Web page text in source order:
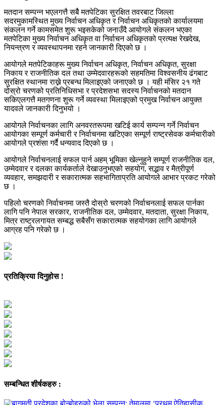
मतदान सम्पन्न भएलगत्तै सबैै मतपेटिका सुरक्षित तवरबाट जिल्ला
सदरमुकामस्थित मुख्य निर्वाचन अधिकृत र निर्वाचन अधिकृतको कार्यालयमा
संकलन गर्ने कामसमेत शुरू भइसकेको जनाउँदै आयोगले संकलन भएका
मतपेटिका मुख्य निर्वाचन अधिकृत वा निर्वाचन अधिकृतको प्रत्यक्ष रेखदेख,
नियन्त्रण र व्यवस्थापनमा रहने जानकारी दिएको छ ।
आयोगले मतपेटिकाहरू मुख्य निर्वाचन अधिकृत, निर्वाचन अधिकृत, सुरक्षा
निकाय र राजनीतिक दल तथा उम्मेदवारहरूको सहमतिमा विश्वसनीय ढंगबाट
सुरक्षित स्थानमा राख्ने प्रबन्ध मिलाइएको जनाएको छ । यही मंसिर २१ गते
दोस्रो चरणको प्रतिनिधिसभा र प्रदेशसभा सदस्य निर्वाचनको मतदान
सकिएलगत्तै मतगणना शुरू गर्ने व्यवस्था मिलाइएको प्रमुख निर्वाचन आयुक्त
यादवले जानकारी दिनुभयो ।
आयोगले निर्वाचनका लागि अनवरतरूपमा खटिई कार्य सम्पन्न गर्ने निर्वाचन
आयोगका सम्पूर्ण कर्मचारी र निर्वाचनमा खटिएका सम्पूर्ण राष्ट्रसेवक कर्मचारीको
आयोगले प्रशंसा गर्दै धन्यवाद दिएको छ ।
आयोगले निर्वाचनलाई सफल पार्न अहम् भूमिका खेल्नुहुने सम्पूर्ण राजनीतिक दल,
उम्मेदवार र दलका कार्यकर्ताले देखाउनुभएको सहयोग, सद्भाव र मैत्रीपूर्ण
व्यवहार, समझदारी र सकारात्मक सहभागिताप्रति आयोगले आभार प्रकट गरेको
छ ।
पहिलो चरणको निर्वाचनमा जस्तै दोस्रो चरणको निर्वाचनलाई सफल पार्नका
लागि पनि नेपाल सरकार, राजनीतिक दल, उम्मेदवार, मतदाता, सुरक्षा निकाय,
मित्र राष्ट्रलगायत सम्बद्ध सबैसँग सकारात्मक सहयोगका लागि आयोगले
आग्रह पनि गरेको छ ।
प्रतिक्रिया दिनुहोस !
सम्बन्धित शीर्षकहरु :